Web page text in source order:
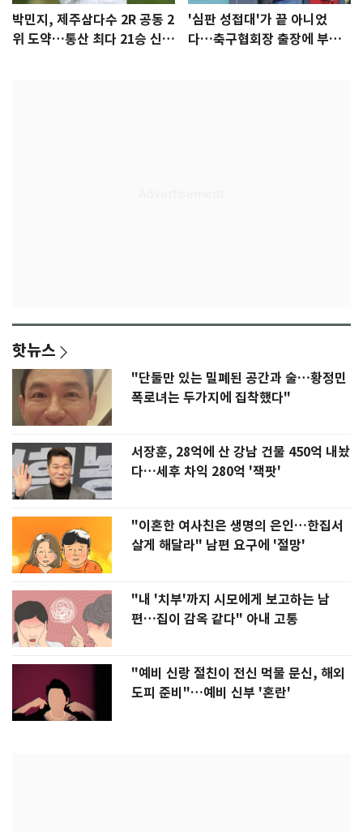
박민지, 제주삼다수 2R 공동 2
위 도약…통산 최다 21승 신기
'심판 성접대'가 끝 아니었
다…축구협회장 출장에 부인
핫뉴스
"단둘만 있는 밀폐된 공간과 술…황정민
폭로녀는 두가지에 집착했다"
서장훈, 28억에 산 강남 건물 450억 내놨
다…세후 차익 280억 '잭팟'
"이혼한 여사친은 생명의 은인…한집서
살게 해달라" 남편 요구에 '절망'
"내 '치부'까지 시모에게 보고하는 남
편…집이 감옥 같다" 아내 고통
"예비 신랑 절친이 전신 먹물 문신, 해외
도피 준비"…예비 신부 '혼란'